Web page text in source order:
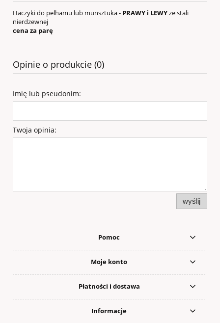
Haczyki do pelhamu lub munsztuka - PRAWY i LEWYze stali
nierdzewnej
cena za parę
Opinie o produkcie (0)
Imię lub pseudonim:
Twoja opinia:
wyślij
Pomoc
Moje konto
Płatności i dostawa
Informacje